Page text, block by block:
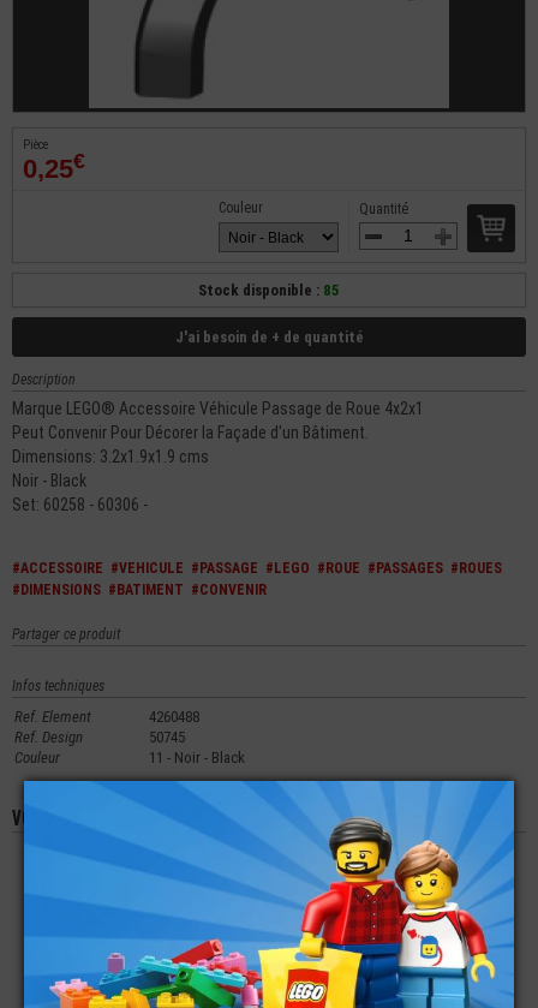
Pièce
0,25€
Quantité
Couleur
Stock disponible : 85
J'ai besoin de + de quantité
Description
Marque LEGO® Accessoire Véhicule Passage de Roue 4x2x1
Peut Convenir Pour Décorer la Façade d'un Bâtiment.
Dimensions: 3.2x1.9x1.9 cms
Noir - Black
Set: 60258 - 60306 -
#ACCESSOIRE #VEHICULE #PASSAGE #LEGO #ROUE #PASSAGES #ROUES
#DIMENSIONS #BATIMENT #CONVENIR
Partager ce produit
Infos techniques
Ref. Element
4260488
Ref. Design
50745
Couleur
11 - Noir - Black
Vous aimerez aussi les produits suivants
LEGO® ACCESSOIRE
ROUTE PANNEAU DE
SIGNALISATION EN
TRIANGLE
LEGO® ACCESSOIRE
VÉHICULE PARE-
BRISE 3X6X1
LEGO® ACCESSOIRE
VÉHICULE PARE-
BRISE 4X4
HÉLICOPTÈRE